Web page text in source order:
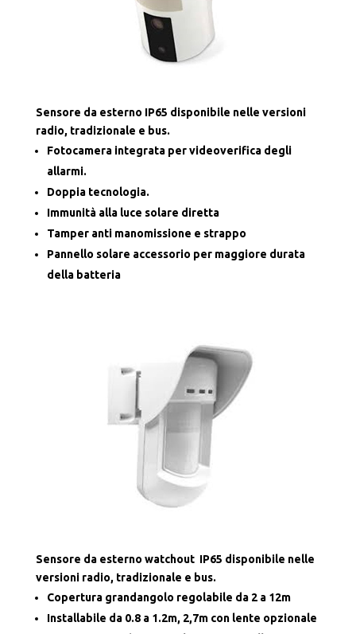
Sensore da esterno IP65 disponibile nelle versioni
radio, tradizionale e bus.
Fotocamera integrata per videoverifica degli
allarmi.
Doppia tecnologia.
Immunità alla luce solare diretta
Tamper anti manomissione e strappo
Pannello solare accessorio per maggiore durata
della batteria
Sensore da esterno watchout IP65 disponibile nelle
versioni radio, tradizionale e bus.
Copertura grandangolo regolabile da 2 a 12m
Installabile da 0.8 a 1.2m, 2,7m con lente opzionale